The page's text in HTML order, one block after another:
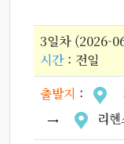
3일차 (2026-
시간: 전일
출발지 :
리